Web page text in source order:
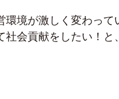
環境が激しく変わっ
社会貢献をしたい！